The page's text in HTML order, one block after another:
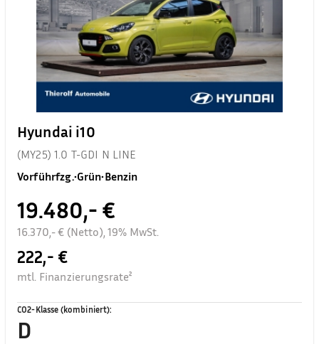
Hyundai i10
(MY25) 1.0 T-GDI N LINE
Vorführfzg.•Grün•Benzin
19.480,- €
16.370,- € (Netto), 19% MwSt.
222,- €
mtl. Finanzierungsrate²
CO2-Klasse (kombiniert):
D